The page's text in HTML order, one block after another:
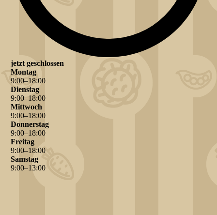
jetzt geschlossen
Montag
9:00–18:00
Dienstag
9:00–18:00
Mittwoch
9:00–18:00
Donnerstag
9:00–18:00
Freitag
9:00–18:00
Samstag
9:00–13:00